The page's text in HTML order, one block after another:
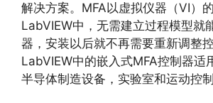
解决方案。MFA以虚拟仪器（VI）
LabVIEW中，无需建立过程模型就
器，安装以后就不再需要重新调整控
LabVIEW中的嵌入式MFA控制器适
半导体制造设备，实验室和运动控制